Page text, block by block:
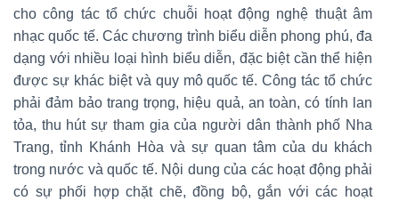
cho công tác tổ chức chuỗi hoạt động nghệ thuật âm
nhạc quốc tế. Các chương trình biểu diễn phong phú, đa
dạng với nhiều loại hình biểu diễn, đặc biệt cần thể hiện
được sự khác biệt và quy mô quốc tế. Công tác tổ chức
phải đảm bảo trang trọng, hiệu quả, an toàn, có tính lan
tỏa, thu hút sự tham gia của người dân thành phố Nha
Trang, tỉnh Khánh Hòa và sự quan tâm của du khách
trong nước và quốc tế. Nội dung của các hoạt động phải
có sự phối hợp chặt chẽ, đồng bộ, gắn với các hoạt